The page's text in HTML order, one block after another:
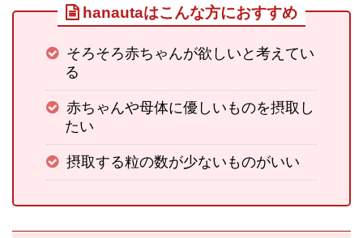
hanautaはこんな方におすすめ
そろそろ赤ちゃんが欲しいと考えてい
る
赤ちゃんや母体に優しいものを摂取し
たい
摂取する粒の数が少ないものがいい